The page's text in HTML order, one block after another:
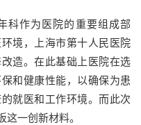
科作为医院的重要组成部
境，上海市第十人民医院
造。在此基础上医院在选
和健康性能，以确保为患
就医和工作环境。而此次
一创新材料。